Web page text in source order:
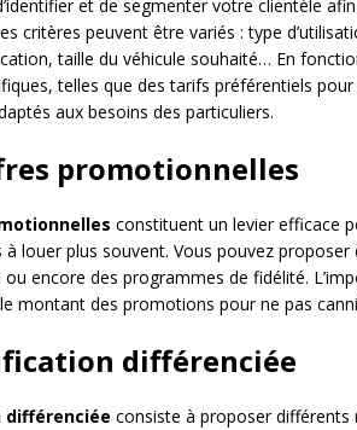
et de segmenter votre clientèle
critères peuvent être variés : type
taille du véhicule souhaité… En
telles que des tarifs préférentiels
aux besoins des particuliers.
promotionnelles
constituent un levier efficace
à louer plus souvent. Vous pouvez
encore des programmes de fidélité.
montant des promotions pour ne pas
différenciée
consiste à proposer différents